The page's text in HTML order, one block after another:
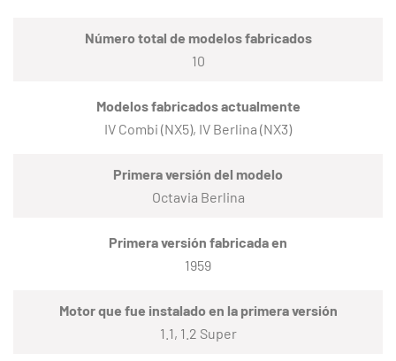
Número total de modelos fabricados
10
Modelos fabricados actualmente
IV Combi (NX5), IV Berlina (NX3)
Primera versión del modelo
Octavia Berlina
Primera versión fabricada en
1959
Motor que fue instalado en la primera versión
1.1, 1.2 Super